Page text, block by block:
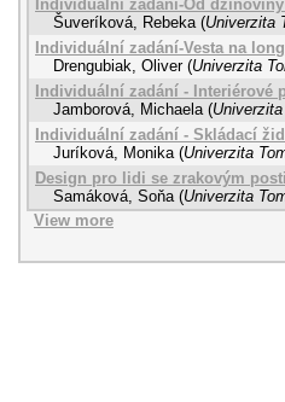
Individuální zadání-Od
Šuveríková, Rebeka (Univerzita
Individuální zadání-Vesta na
Drengubiak, Oliver (Univerzita
Individuální zadání - Interiérové
Jamborová, Michaela (
Individuální zadání - Skládací
Juríková, Monika (Univerzita
Design pro lidi se zrakovým
Samáková, Soňa (Univerzita
View more